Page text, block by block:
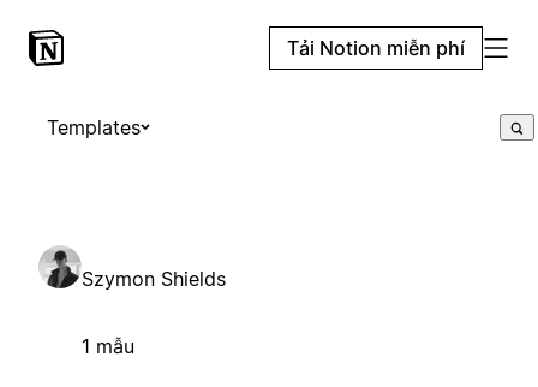
Tải Notion miễn phí
Templates
Szymon Shields
1 mẫu